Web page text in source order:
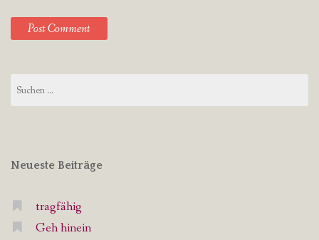
nach:
Neueste Beiträge
tragfähig
Geh hinein